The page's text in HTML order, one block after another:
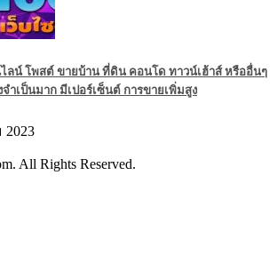
ลน์ โพสต์ ขายบ้าน ที่ดิน คอนโด ทาวน์เฮ้าส์ หรืออื่นๆ
จำเป็นมาก มีเปอร์เซ็นต์ การขายเพิ่มสูง
All Rights Reserved.